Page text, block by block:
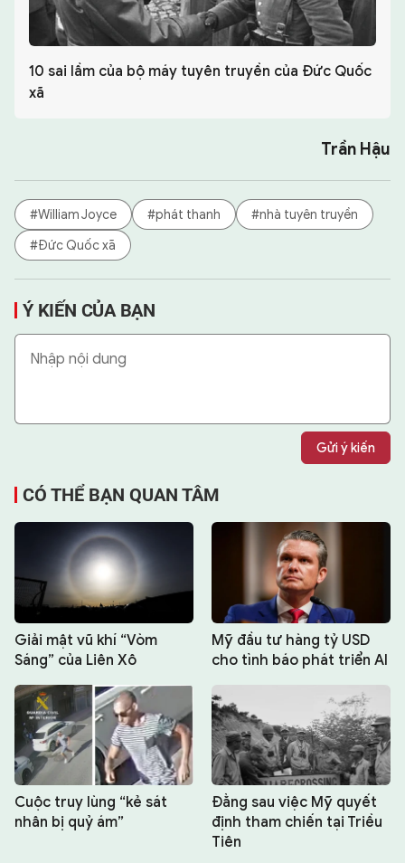
10 sai lầm của bộ máy tuyên truyền của Đức Quốc
xã
Trần Hậu
#William Joyce #phát thanh
#nhà tuyên truyền
#Đức Quốc xã
Ý KIẾN CỦA BẠN
Gửi ý kiến
CÓ THỂ BẠN QUAN TÂM
Giải mật vũ khí “Vòm
Sáng” của Liên Xô
Mỹ đầu tư hàng tỷ USD
cho tình báo phát triển AI
Cuộc truy lùng “kẻ sát
nhân bị quỷ ám”
Đằng sau việc Mỹ quyết
định tham chiến tại Triều
Tiên